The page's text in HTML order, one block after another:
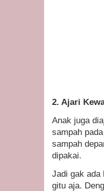
2. Ajari
Anak juga
sampah
sampah
dipakai.
Jadi gak ada
gitu aja.